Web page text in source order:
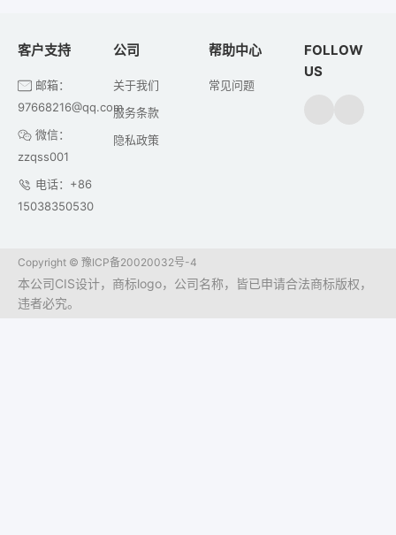
客户支持
邮箱：
97668216@qq.com
微信：
zzqss001
电话：+86
15038350530
公司
关于我们
服务条款
隐私政策
帮助中心
常见问题
FOLLOW
US
Copyright © 豫ICP备20020032号-4
本公司CIS设计，商标logo，公司名称，皆已申请合法商标版权，
违者必究。